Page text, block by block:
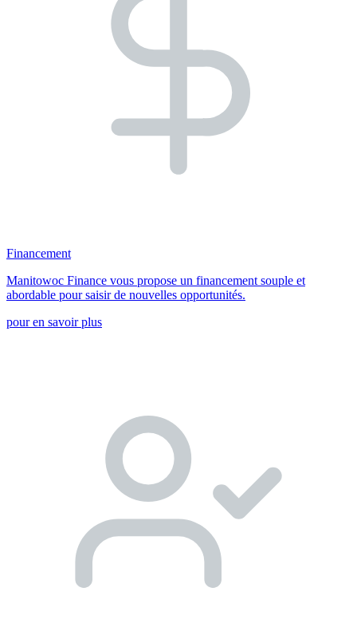
Financement
Manitowoc Finance vous propose un financement souple et
abordable pour saisir de nouvelles opportunités.
pour en savoir plus